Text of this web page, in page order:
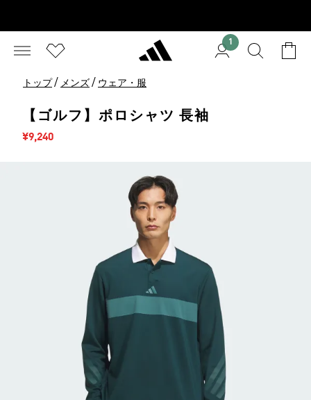
1
トップ / メンズ / ウェア・服
【ゴルフ】ポロシャツ 長袖
セール価格
¥9,240